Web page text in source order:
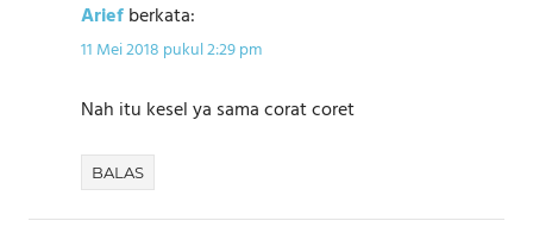
Ariefberkata:
11 Mei 2018 pukul 2:29 pm
Nah itu kesel ya sama corat coret
BALAS